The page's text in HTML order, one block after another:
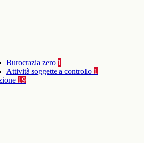
Burocrazia zero 1
Attività soggette a controllo 1
19